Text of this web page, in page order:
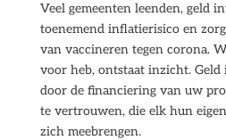
Veel gemeenten leenden, geld
toenemend inflatierisico en
van vaccineren tegen corona.
voor heb, ontstaat inzicht.
door de financiering van uw
te vertrouwen, die elk hun
zich meebrengen.